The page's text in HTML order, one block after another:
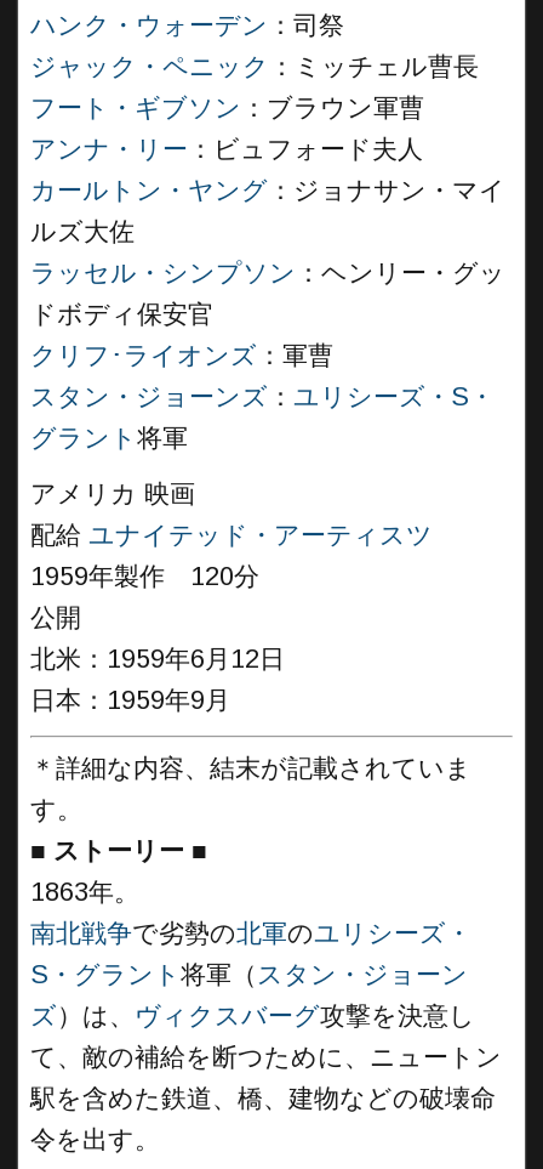
ハンク・ウォーデン ：司祭
ジャック・ペニック ：ミッチェル曹長
フート・ギブソン ：ブラウン軍曹
アンナ・リー ：ビュフォード夫人
カールトン・ヤング ：ジョナサン・マイ
ルズ大佐
ラッセル・シンプソン ：ヘンリー・グッ
ドボディ保安官
クリフ･ライオンズ ：軍曹
スタン・ジョーンズ ： ユリシーズ・S・
グラント 将軍
アメリカ 映画
配給 ユナイテッド・アーティスツ
1959年製作 120分
公開
北米：1959年6月12日
日本：1959年9月
＊詳細な内容、結末が記載されていま
す。
■ ストーリー ■
1863年。
南北戦争で劣勢の北軍のユリシーズ・
S・グラント 将軍（ スタン・ジョーン
ズ）は、 ヴィクスバーグ攻撃を決意し
て、敵の補給を断つために、ニュートン
駅を含めた鉄道、橋、建物などの破壊命
令を出す。